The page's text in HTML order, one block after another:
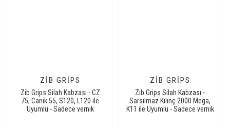
ZIB GRIPS
Zib Grips Silah Kabzası - CZ
75, Canik 55, S120, L120 ile
Uyumlu - Sadece vernik
ZIB GRIPS
Zib Grips Silah Kabzası -
Sarsılmaz Kılınç 2000 Mega,
K11 ile Uyumlu - Sadece vernik